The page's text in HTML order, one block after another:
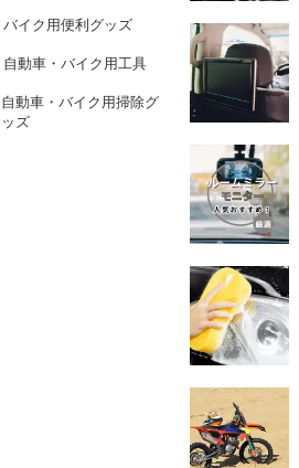
バイク用便利グッズ
自動車・バイク用工具
自動車・バイク用掃除グ
ッズ